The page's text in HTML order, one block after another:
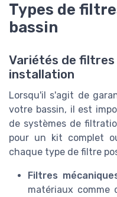
Types de
bassin
Variétés de filtres
installation
Lorsqu'il s'agit de
votre bassin, il est
de systèmes de
pour un kit complet
chaque type de filtre
Filtres
matériaux comme